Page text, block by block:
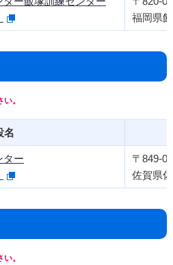
福岡県
名
ター
〒849-
佐賀県